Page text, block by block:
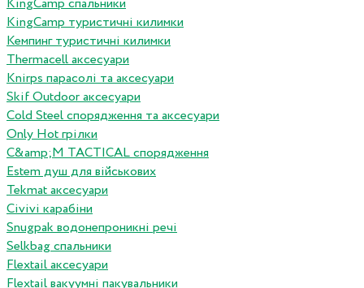
KingCamp спальники
KingCamp туристичні килимки
Кемпинг туристичні килимки
Thermacell аксесуари
Knirps парасолі та аксесуари
Skif Outdoor аксесуари
Cold Steel спорядження та аксесуари
Only Hot грілки
C&amp;M TACTICAL спорядження
Estem душ для військових
Tekmat аксесуари
Сivivi карабіни
Snugpak водонепроникні речі
Selkbag спальники
Flextail аксесуари
Flextail вакуумні пакувальники